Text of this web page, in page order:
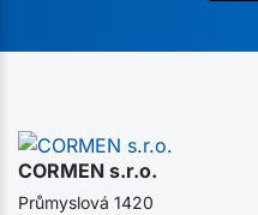
CORMEN s.r.o.
Průmyslová 1420